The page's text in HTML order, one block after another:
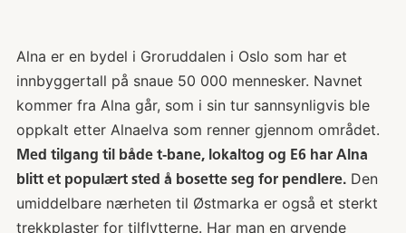
Alna er en bydel i Groruddalen i Oslo som har et
innbyggertall på snaue 50 000 mennesker. Navnet
kommer fra Alna går, som i sin tur sannsynligvis ble
oppkalt etter Alnaelva som renner gjennom området.
Med tilgang til både t-bane, lokaltog og E6 har Alna
blitt et populært sted å bosette seg for pendlere.Den
umiddelbare nærheten til Østmarka er også et sterkt
trekkplaster for tilflytterne. Har man en gryende